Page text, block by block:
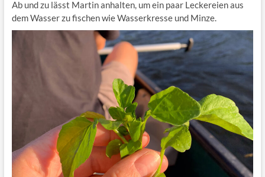
Ab und zu lässt Martin anhalten, um ein paar Leckereien aus
dem Wasser zu fischen wie Wasserkresse und Minze.